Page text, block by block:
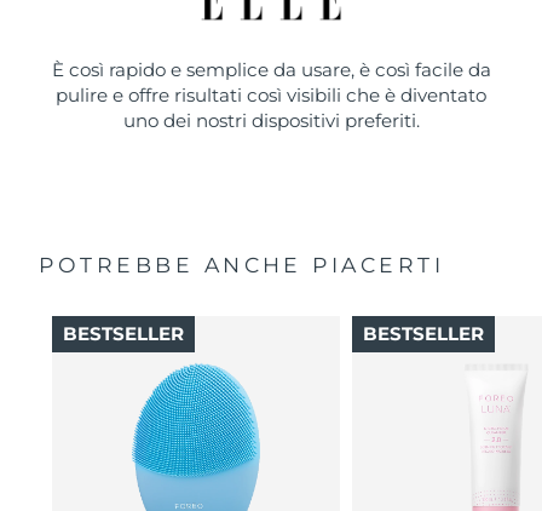
È così rapido e semplice da usare, è così facile da
pulire e offre risultati così visibili che è diventato
uno dei nostri dispositivi preferiti.
POTREBBE ANCHE PIACERTI
BESTSELLER BESTSELLER